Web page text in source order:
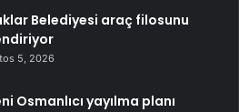
Belediyesi araç filosunu
5, 2026
Osmanlıcı yayılma planı